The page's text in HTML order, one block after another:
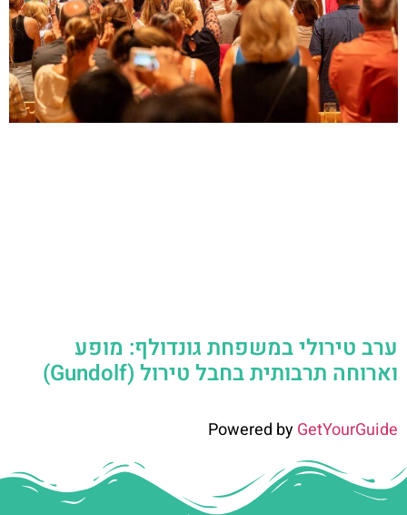
ערב טירולי במשפחת גונדולף: מופע
וארוחה תרבותית בחבל טירול (Gundolf)
Powered byGetYourGuide